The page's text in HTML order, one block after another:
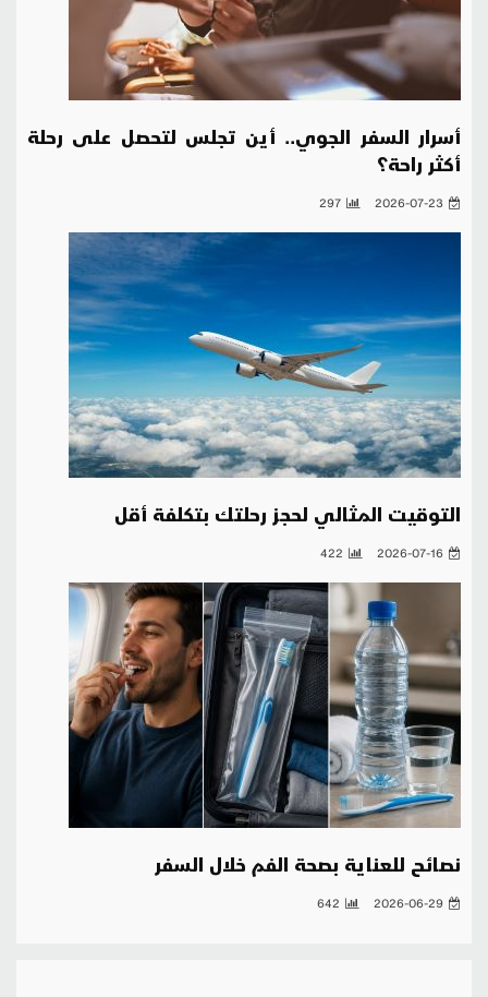
أسرار السفر الجوي.. أين تجلس لتحصل على رحلة
أكثر راحة؟
2026-07-23
297
التوقيت المثالي لحجز رحلتك بتكلفة أقل
2026-07-16
422
نصائح للعناية بصحة الفم خلال السفر
2026-06-29
642